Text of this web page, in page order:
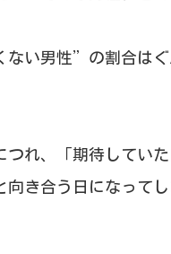
い男性”の割合は
つれ、「期待してい
向き合う日になって